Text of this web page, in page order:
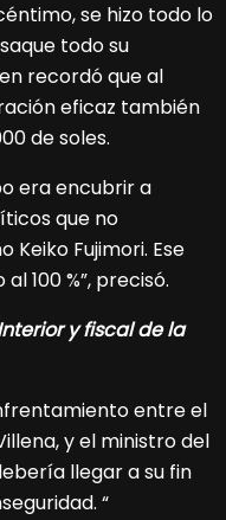
se hizo todo lo
todo su
recordó que al
eficaz también
de soles.
era encubrir a
que no
Keiko Fujimori. Ese
100 %”, precisó.
y fiscal de la
entre el
y el ministro del
llegar a su fin
“